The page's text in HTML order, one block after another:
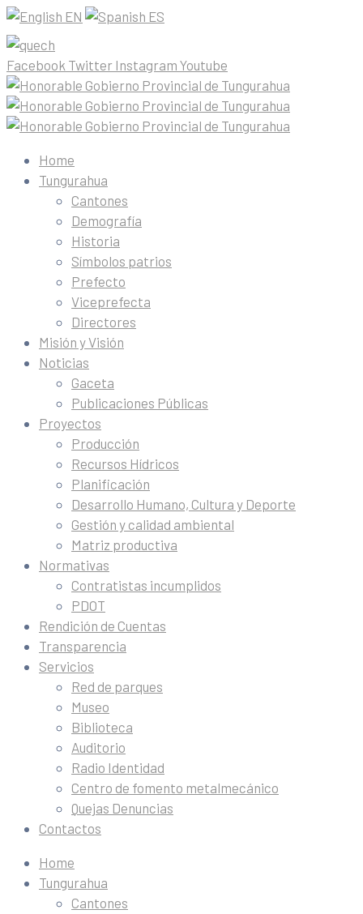
EN ES
Facebook Twitter Instagram Youtube
Home
Tungurahua
Cantones
Demografía
Historia
Símbolos patrios
Prefecto
Viceprefecta
Directores
Misión y Visión
Noticias
Gaceta
Publicaciones Públicas
Proyectos
Producción
Recursos Hídricos
Planificación
Desarrollo Humano, Cultura y Deporte
Gestión y calidad ambiental
Matriz productiva
Normativas
Contratistas incumplidos
PDOT
Rendición de Cuentas
Transparencia
Servicios
Red de parques
Museo
Biblioteca
Auditorio
Radio Identidad
Centro de fomento metalmecánico
Quejas Denuncias
Contactos
Home
Tungurahua
Cantones